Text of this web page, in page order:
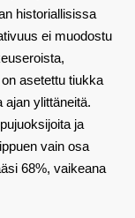
historiallisissa
ei muodostu
asetettu tiukka
ajan ylittäneitä.
ja
vain osa
68%, vaikeana